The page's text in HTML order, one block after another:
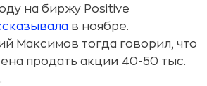
на биржу Positive
в ноябре.
Максимов тогда говорил, что
продать акции 40-50 тыс.